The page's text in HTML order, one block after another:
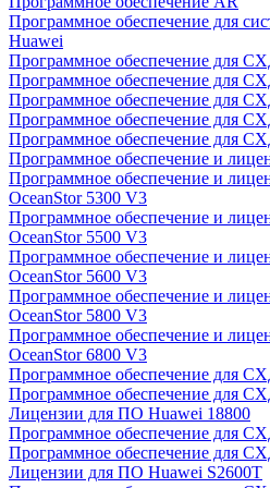
Программное обеспечение для
Huawei
Программное обеспечение для
Программное обеспечение для
Программное обеспечение для
Программное обеспечение для
Программное обеспечение для
Программное обеспечение и
Программное обеспечение и
OceanStor 5300 V3
Программное обеспечение и
OceanStor 5500 V3
Программное обеспечение и
OceanStor 5600 V3
Программное обеспечение и
OceanStor 5800 V3
Программное обеспечение и
OceanStor 6800 V3
Программное обеспечение для
Программное обеспечение для
Лицензии для ПО Huawei 18800
Программное обеспечение для
Программное обеспечение для
Лицензии для ПО Huawei S2600T